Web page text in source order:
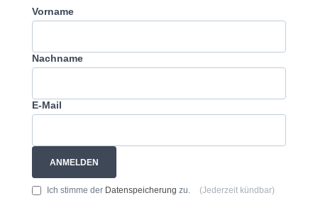
Vorname
Nachname
E-Mail
ANMELDEN
Ich stimme der Datenspeicherung zu. (Jederzeit kündbar)